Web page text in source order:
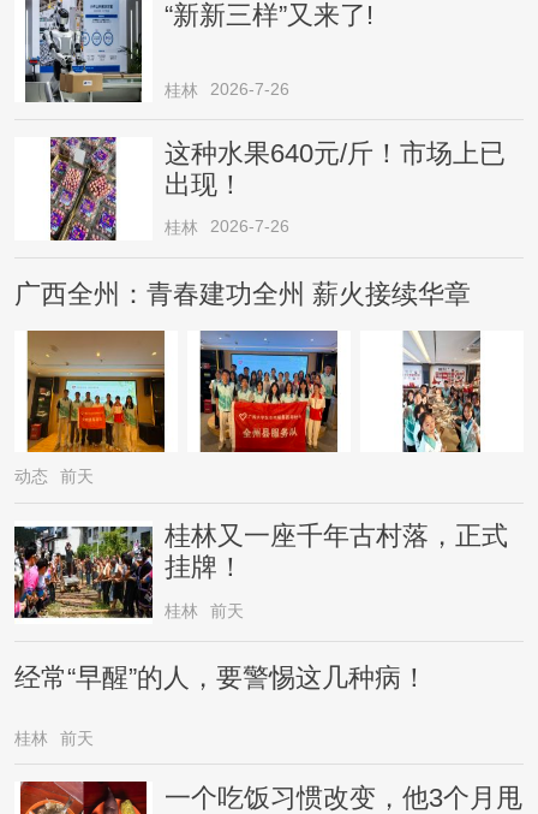
“新新三样”又来了!
桂林 2026-7-26
这种水果640元/斤！市场上已
出现！
桂林 2026-7-26
广西全州：青春建功全州 薪火接续华章
动态 前天
桂林又一座千年古村落，正式
挂牌！
桂林 前天
经常“早醒”的人，要警惕这几种病！
桂林 前天
一个吃饭习惯改变，他3个月甩